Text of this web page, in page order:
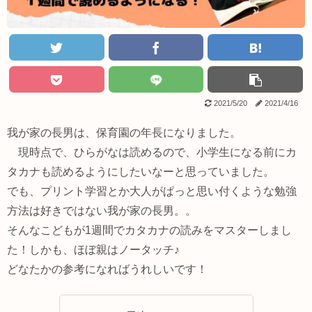
2021/5/20 2021/4/16
我が家の長男は、保育園の年長になりました。
現時点で、ひらがなは読めるので、小学生になる前にカ
タカナも読めるようにしたいなーと思っていました。
でも、プリント学習とか大人がぱっと思い付くような勉強
方法は好きではない我が家の長男。。
そんなこどもが1週間でカタカナの読みをマスターしまし
た！しかも、ほぼ親はノータッチ♪
どなたかの参考になればうれしいです！